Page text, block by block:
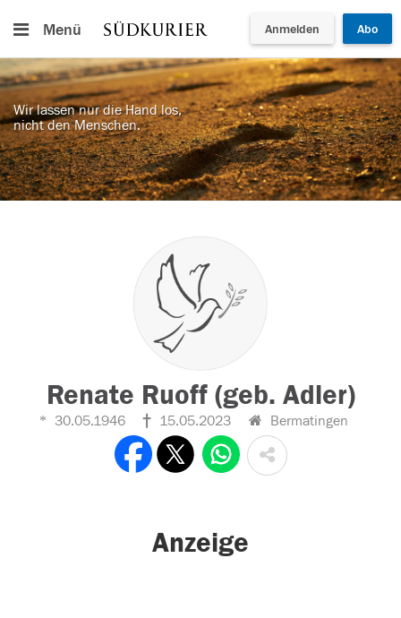
Menü Anmelden Abo
Wir lassen nur die Hand los,
nicht den Menschen.
Renate Ruoff (geb. Adler)
30.05.1946 15.05.2023 Bermatingen
Anzeige